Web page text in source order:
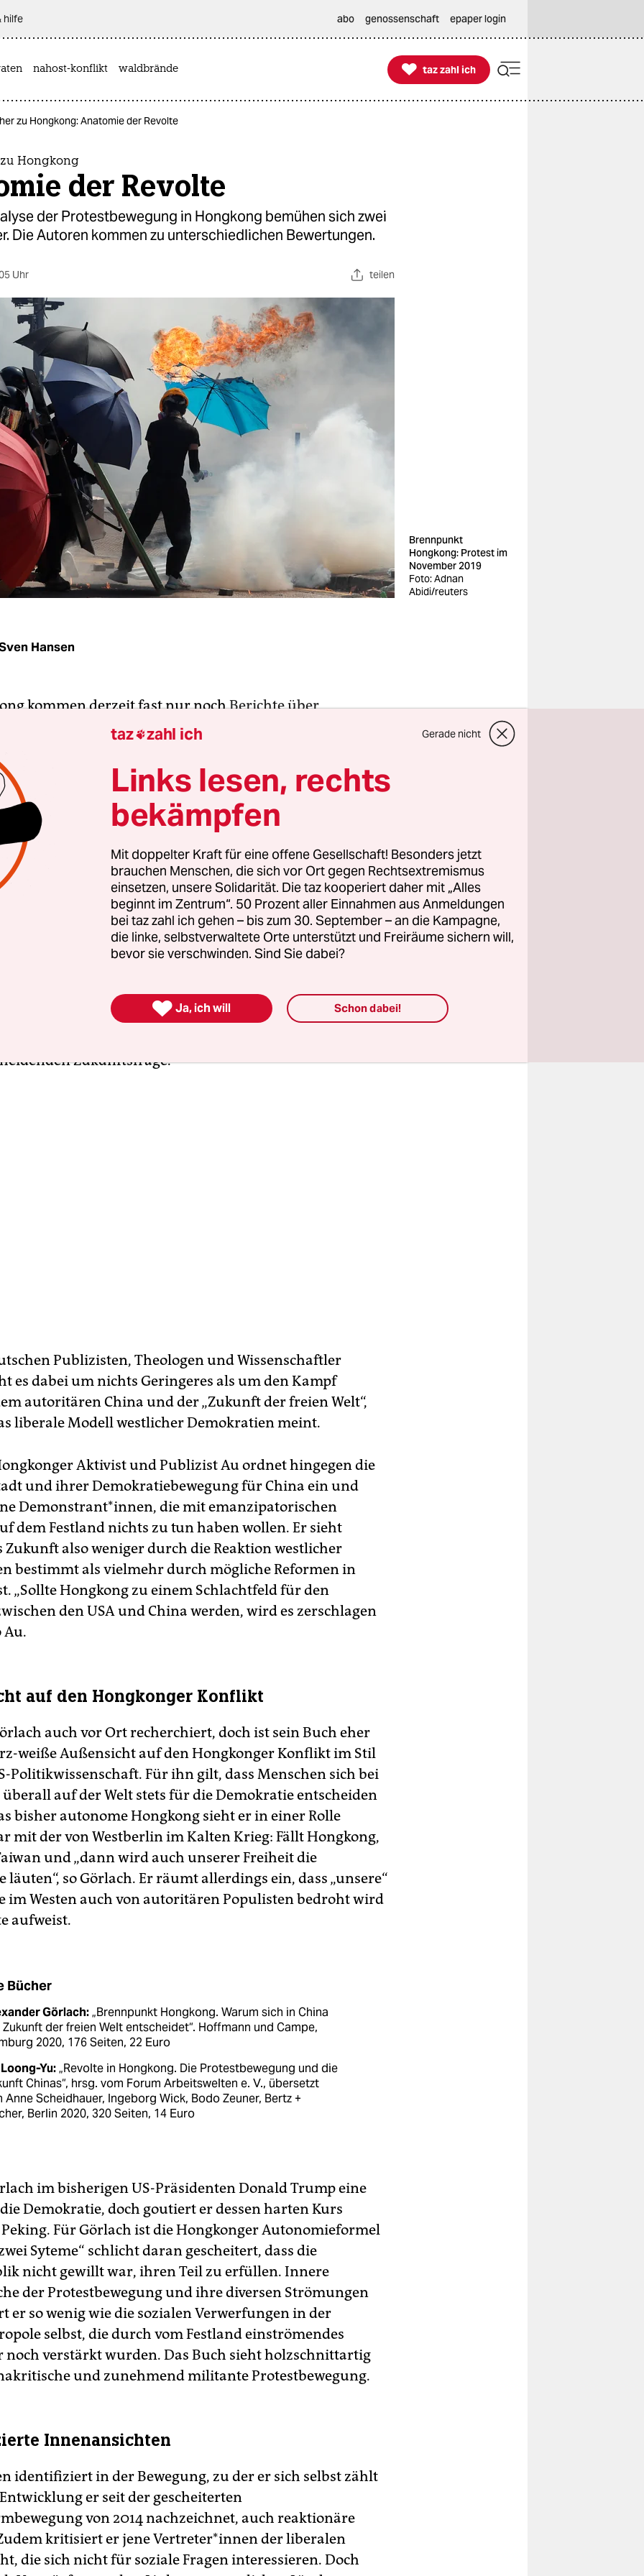
hilfe abo genossenschaft epaper login
nahost-konflikt waldbrände 
taz zahl ich
taz zahl ich
zu Hongkong: Anatomie der Revolte
Hongkong
der Revolte
der Protestbewegung in Hongkong bemühen sich zwei
Die Autoren kommen zu unterschiedlichen Bewertungen.
Uhr teilen
Brennpunkt
Hongkong: Protest im
November 2019
Foto: Adnan
Abidi/reuters
Hansen
kommen derzeit fast nur nochBerichte über
von Ak­ti­vist*in­nen und Oppositionellen
demokratische Zukunft scheint vorerst verloren. China
nationalen Sicherheitsgesetz in der vormals
Sonderregion die Initiative und die volle Kontrolle
und straft jetzt – unter Ausnutzung der
– führende Ak­ti­vis­t*in­nen der großen
von 2019 ab. Die hatte sich mit bis zu zwei Millionen
gegen Pekings zunehmende Einmischungen
in der früheren Kronkolonie demokratische Reformen
Hongkong. Warum sich in China die Zukunft der
Die Protestbewegung und die Zukunft Chinas“ von Au
sich gleich zwei kürzlich erschienene Bücher der
Zukunftsfrage.
Publizisten, Theologen und Wissenschaftler
es dabei um nichts Geringeres als um den Kampf
autoritären China und der „Zukunft der freien Welt“,
liberale Modell westlicher Demokratien meint.
Aktivist und Publizist Au ordnet hingegen die
und ihrer Demokratiebewegung für China ein und
De­mons­trant*innen, die mit emanzipatorischen
dem Festland nichts zu tun haben wollen. Er sieht
Zukunft also weniger durch die Reaktion westlicher
bestimmt als vielmehr durch mögliche Reformen in
„Sollte Hongkong zu einem Schlachtfeld für den
den USA und China werden, wird es zerschlagen
Au.
auf den Hongkonger Konflikt
auch vor Ort recherchiert, doch ist sein Buch eher
weiße Außensicht auf den Hongkonger Konflikt im Stil
Politikwissenschaft. Für ihn gilt, dass Menschen sich bei
auf der Welt stets für die Demokratie entscheiden
bisher autonome Hongkong sieht er in einer Rolle
mit der von Westberlin im Kalten Krieg: Fällt Hongkong,
und „dann wird auch unserer Freiheit die
läuten“, so Görlach. Er räumt allerdings ein, dass „unsere“
im Westen auch von autoritären Populisten bedroht wird
aufweist.
Bücher
Görlach:„Brennpunkt Hongkong. Warum sich in China
der freien Welt entscheidet“. Hoffmann und Campe,
2020, 176 Seiten, 22 Euro
Yu:„Revolte in Hongkong. Die Protestbewegung und die
Chinas“, hrsg. vom Forum Arbeitswelten e. V., übersetzt
Anne Scheidhauer, Ingeborg Wick, Bodo Zeuner, Bertz +
Berlin 2020, 320 Seiten, 14 Euro
im bisherigen US-Präsidenten Donald Trump eine
Demokratie, doch goutiert er dessen harten Kurs
Für Görlach ist die Hongkonger Autonomieformel
Syteme“ schlicht daran gescheitert, dass die
nicht gewillt war, ihren Teil zu erfüllen. Innere
der Protestbewegung und ihre diversen Strömungen
er so wenig wie die sozialen Verwerfungen in der
selbst, die durch vom Festland einströmendes
verstärkt wurden. Das Buch sieht holzschnitt­artig
und zunehmend militante Protestbewegung.
Innenansichten
identifiziert in der Bewegung, zu der er sich selbst zählt
er seit der gescheiterten
von 2014 nachzeichnet, auch reaktionäre
kritisiert er jene Vertreter*innen der liberalen
die sich nicht für soziale Fragen interessieren. Doch
taz zahl ich Gerade nicht
Links lesen, rechts
bekämpfen
Mit doppelter Kraft für eine offene Gesellschaft! Besonders jetzt
brauchen Menschen, die sich vor Ort gegen Rechtsextremismus
einsetzen, unsere Solidarität. Die taz kooperiert daher mit „Alles
beginnt im Zentrum“. 50 Prozent aller Einnahmen aus Anmeldungen
bei taz zahl ich gehen – bis zum 30. September – an die Kampagne,
die linke, selbstverwaltete Orte unterstützt und Freiräume sichern will,
bevor sie verschwinden. Sind Sie dabei?
 Ja, ich will Schon dabei!